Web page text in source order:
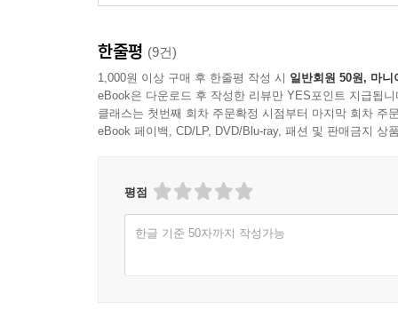
한줄평 (9건)
1,000원 이상 구매 후 한줄평 작성 시 일반회원 50원, 마니
eBook은 다운로드 후 작성한 리뷰만 YES포인트 지급됩니
클래스는 첫번째 회차 주문확정 시점부터 마지막 회차 주
eBook 페이백, CD/LP, DVD/Blu-ray, 패션 및 판매금지 상
평점
한글 기준 50자까지 작성가능